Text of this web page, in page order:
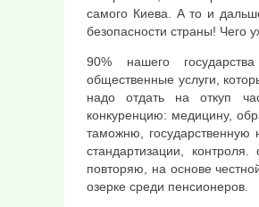
самого Киева. А то и
безопасности страны! Чего
90% нашего
общественные услуги,
надо отдать на откуп
конкуренцию: медицину,
таможню,
стандартизации,
повторяю, на основе
озерке среди пенсионеров.